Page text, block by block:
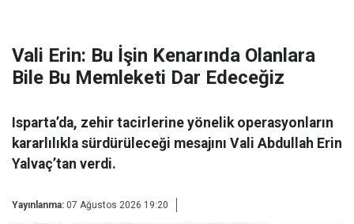
Vali Erin: Bu İşin Kenarında Olanlara
Bile Bu Memleketi Dar Edeceğiz
Isparta’da, zehir tacirlerine yönelik operasyonların
kararlılıkla sürdürüleceği mesajını Vali Abdullah Erin
Yalvaç’tan verdi.
Yayınlanma: 07 Ağustos 2026 19:20